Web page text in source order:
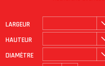
LARGEUR
HAUTEUR
DIAMÈTRE